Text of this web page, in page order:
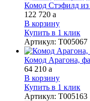
Комод Стэфилд из
122 720 a
В корзину
Купить в 1 клик
Артикул: Т005067
Комод Арагона,
64 210 a
В корзину
Купить в 1 клик
Артикул: Т005163